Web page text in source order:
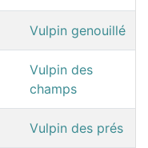
Vulpin genouillé
Vulpin des
champs
Vulpin des prés